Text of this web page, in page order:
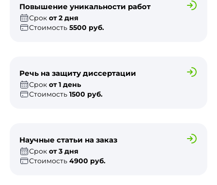
Повышение уникальности работ
Срок от 2 дня
Стоимость 5500 руб.
Речь на защиту диссертации
Срок от 1 день
Стоимость 1500 руб.
Научные статьи на заказ
Срок от 3 дня
Стоимость 4900 руб.